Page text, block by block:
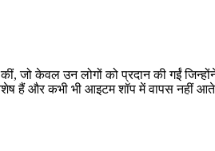
जो केवल उन लोगों को प्रदान की गईं
हैं और कभी भी आइटम शॉप में वापस नहीं